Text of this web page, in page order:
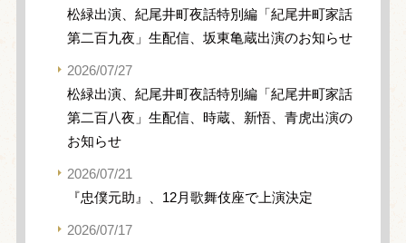
松緑出演、紀尾井町夜話特別編「紀尾井町家話
第二百九夜」生配信、坂東亀蔵出演のお知らせ
2026/07/27
松緑出演、紀尾井町夜話特別編「紀尾井町家話
第二百八夜」生配信、時蔵、新悟、青虎出演の
お知らせ
2026/07/21
『忠僕元助』、12月歌舞伎座で上演決定
2026/07/17